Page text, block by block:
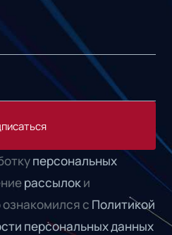
персональных
рассылоки
с Политикой
персональных данных